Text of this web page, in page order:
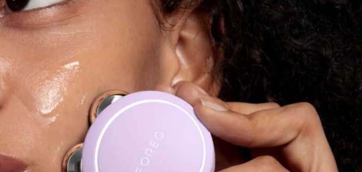
Giriş
Kullanici profi̇li̇
Cihazlarım
Adresim
Aboneliklerim